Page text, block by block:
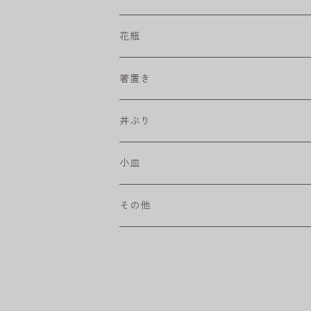
プリーツ
藍駒
ワビカップ
ハンディ小皿
和ミモザ
角皿
取皿
盛皿
カレー＆パスタ皿
小鉢
マグカップ
フリーカップ
そば猪口
花瓶
水差し
箸置き
丼ぶり
小皿
その他